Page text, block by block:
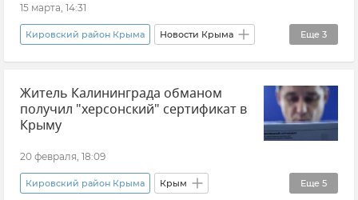
15 марта, 14:31
Еще 3
Кировский район Крыма Новости Крыма
Происшествия
ГУ МЧС РФ по Республике Крым Пожар
Житель Калининграда обманом
получил "херсонский" сертификат в
Крыму
20 февраля, 18:09
Еще 5
Кировский район Крыма Крым